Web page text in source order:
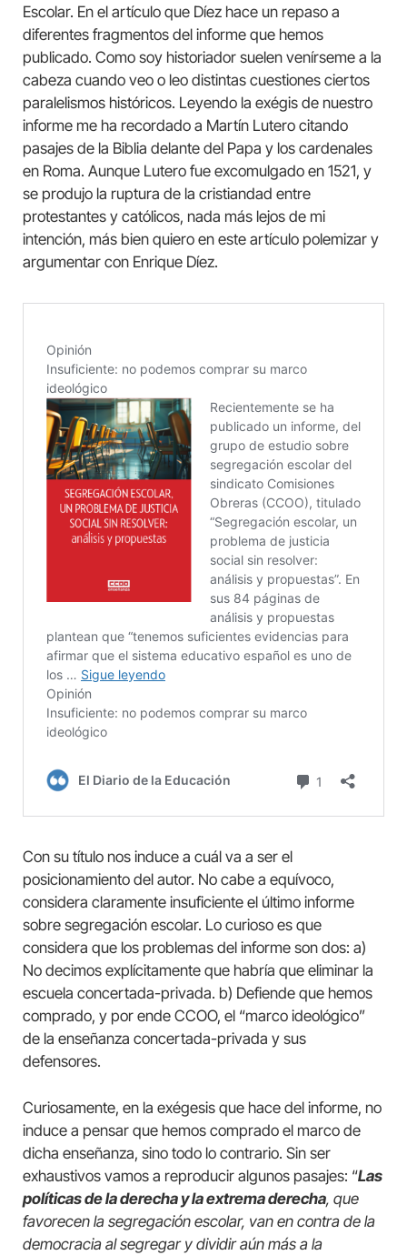
Escolar. En el artículo que Díez hace un repaso a
diferentes fragmentos del informe que hemos
publicado. Como soy historiador suelen venírseme a la
cabeza cuando veo o leo distintas cuestiones ciertos
paralelismos históricos. Leyendo la exégis de nuestro
informe me ha recordado a Martín Lutero citando
pasajes de la Biblia delante del Papa y los cardenales
en Roma. Aunque Lutero fue excomulgado en 1521, y
se produjo la ruptura de la cristiandad entre
protestantes y católicos, nada más lejos de mi
intención, más bien quiero en este artículo polemizar y
argumentar con Enrique Díez.
Con su título nos induce a cuál va a ser el
posicionamiento del autor. No cabe a equívoco,
considera claramente insuficiente el último informe
sobre segregación escolar. Lo curioso es que
considera que los problemas del informe son dos: a)
No decimos explícitamente que habría que eliminar la
escuela concertada-privada. b) Defiende que hemos
comprado, y por ende CCOO, el “marco ideológico”
de la enseñanza concertada-privada y sus
defensores.
Curiosamente, en la exégesis que hace del informe, no
induce a pensar que hemos comprado el marco de
dicha enseñanza, sino todo lo contrario. Sin ser
exhaustivos vamos a reproducir algunos pasajes: “Las
políticas de la derecha y la extrema derecha, que
favorecen la segregación escolar, van en contra de la
democracia al segregar y dividir aún más a la